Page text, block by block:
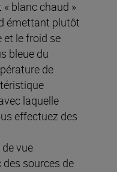
blanc chaud »
émettant plutôt
et le froid se
bleue du
de
laquelle
effectuez des
vue
sources de